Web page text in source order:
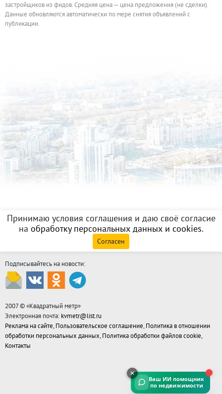
застройщиков из фидов. Средняя цена — цена предложения (не сделки).
Данные обновляются автоматически по мере снятия объявлений с
публикации.
Принимаю условия соглашения и даю своё согласие
на обработку персональных данных и cookies.
Согласен
Подписывайтесь на новости:
2007 © «Квадратный метр»
Электронная почта: kvmetr@list.ru
Реклама на сайте, Пользовательское соглашение, Политика в отношении
обработки персональных данных, Политика обработки файлов cookie,
Контакты
Ваш ИИ помощник
по недвижимости